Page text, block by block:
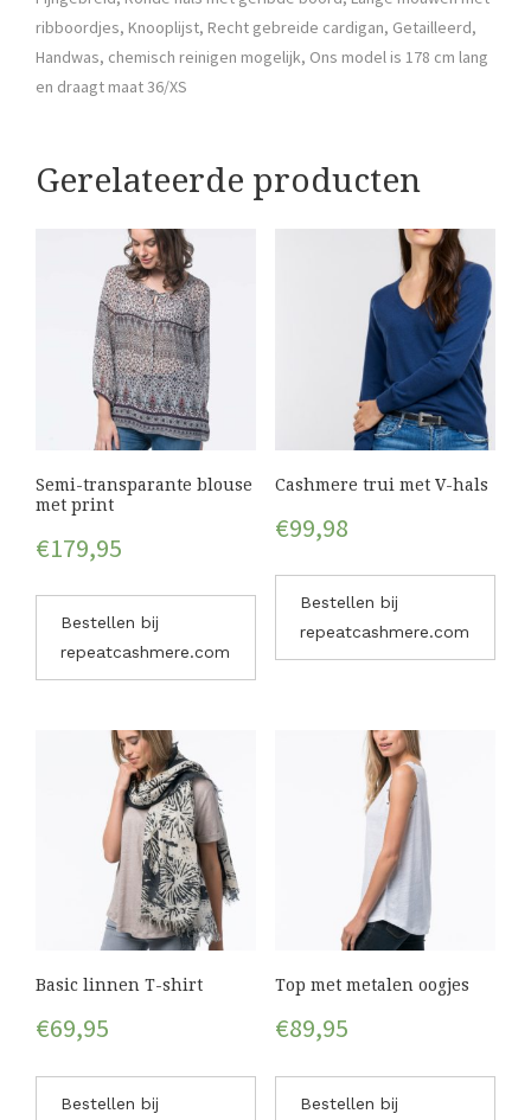
ribboordjes, Knooplijst, Recht gebreide cardigan, Getailleerd,
Handwas, chemisch reinigen mogelijk, Ons model is 178 cm lang
en draagt maat 36/XS
Gerelateerde producten
Semi-transparante blouse
met print
€179,95
Bestellen bij
repeatcashmere.com
Cashmere trui met V-hals
€99,98
Bestellen bij
repeatcashmere.com
Basic linnen T-shirt
€69,95
Bestellen bij
Top met metalen oogjes
€89,95
Bestellen bij